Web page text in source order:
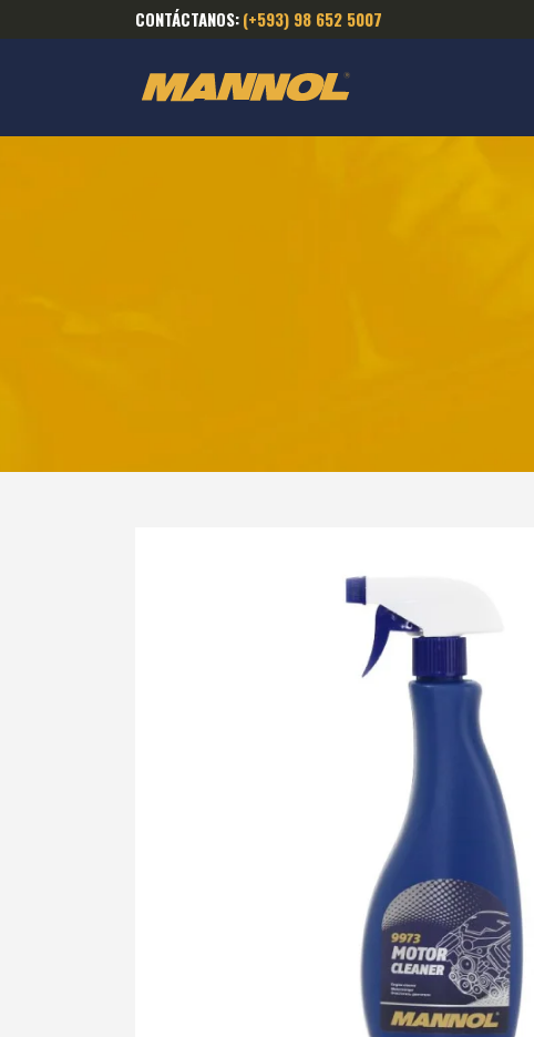
CONTÁCTANOS:(+593) 98 652 5007